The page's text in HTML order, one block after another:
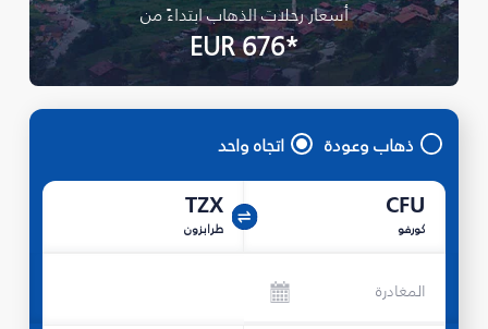
أسعار رحلات الذهاب ابتداءً من
*EUR 676
ذهاب وعودة اتجاه واحد
CFU
كورفو
TZX
طرابزون
المغادرة